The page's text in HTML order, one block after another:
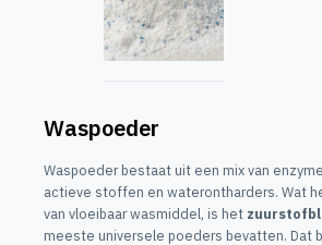
Waspoeder
Waspoeder bestaat uit een mix van
actieve stoffen en waterontharders. Wat
van vloeibaar wasmiddel, is het
meeste universele poeders bevatten. Dat